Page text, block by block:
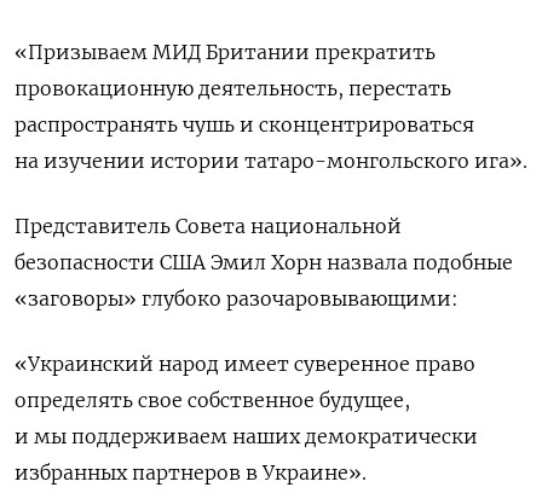
«Призываем МИД Британии прекратить
провокационную деятельность, перестать
распространять чушь и сконцентрироваться
на изучении истории татаро-монгольского ига».
Представитель Совета национальной
безопасности США Эмил Хорн назвала подобные
«заговоры» глубоко разочаровывающими:
«Украинский народ имеет суверенное право
определять свое собственное будущее,
и мы поддерживаем наших демократически
избранных партнеров в Украине».